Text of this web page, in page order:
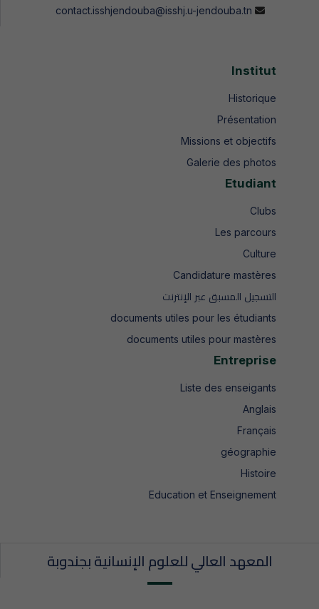
contact.isshjendouba@isshj.u-jendouba.tn
Institut
Historique
Présentation
Missions et objectifs
Galerie des photos
Etudiant
Clubs
Les parcours
Culture
Candidature mastères
التسجيل المسبق عبر الإنترنت
documents utiles pour les étudiants
documents utiles pour mastères
Entreprise
Liste des enseigants
Anglais
Français
géographie
Histoire
Education et Enseignement
المعهد العالي للعلوم الإنسانية بجندوبة